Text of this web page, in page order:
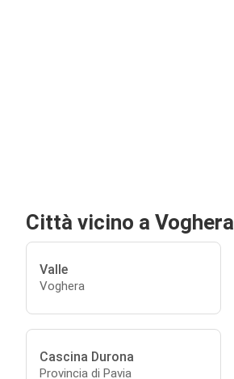
Città vicino a Voghera
Valle
Voghera
Cascina Durona
Provincia di Pavia